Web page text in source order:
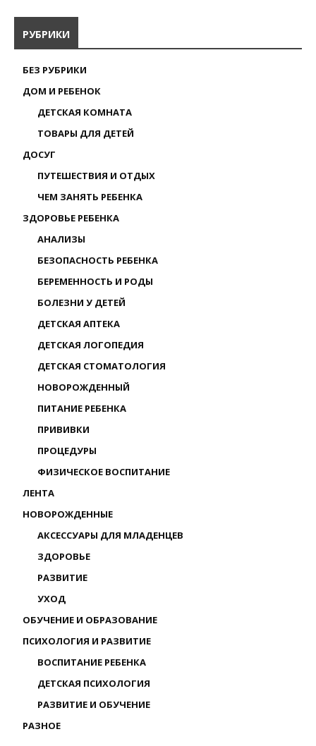
РУБРИКИ
БЕЗ РУБРИКИ
ДОМ И РЕБЕНОК
ДЕТСКАЯ КОМНАТА
ТОВАРЫ ДЛЯ ДЕТЕЙ
ДОСУГ
ПУТЕШЕСТВИЯ И ОТДЫХ
ЧЕМ ЗАНЯТЬ РЕБЕНКА
ЗДОРОВЬЕ РЕБЕНКА
АНАЛИЗЫ
БЕЗОПАСНОСТЬ РЕБЕНКА
БЕРЕМЕННОСТЬ И РОДЫ
БОЛЕЗНИ У ДЕТЕЙ
ДЕТСКАЯ АПТЕКА
ДЕТСКАЯ ЛОГОПЕДИЯ
ДЕТСКАЯ СТОМАТОЛОГИЯ
НОВОРОЖДЕННЫЙ
ПИТАНИЕ РЕБЕНКА
ПРИВИВКИ
ПРОЦЕДУРЫ
ФИЗИЧЕСКОЕ ВОСПИТАНИЕ
ЛЕНТА
НОВОРОЖДЕННЫЕ
АКСЕССУАРЫ ДЛЯ МЛАДЕНЦЕВ
ЗДОРОВЬЕ
РАЗВИТИЕ
УХОД
ОБУЧЕНИЕ И ОБРАЗОВАНИЕ
ПСИХОЛОГИЯ И РАЗВИТИЕ
ВОСПИТАНИЕ РЕБЕНКА
ДЕТСКАЯ ПСИХОЛОГИЯ
РАЗВИТИЕ И ОБУЧЕНИЕ
РАЗНОЕ